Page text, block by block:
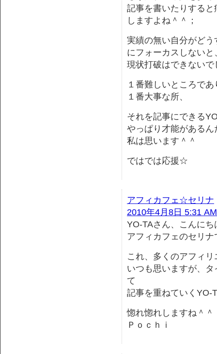
記事を書いたりする
しますよね＾＾；
実績の無い自分がど
にフォーカスしないと
現状打破はできない
１番難しいところであ
１番大事な所、
それを記事にできる
やっぱり才能があるん
私は思います＾＾
ではでは応援☆
アフィカフェ☆セリナ
2010年4月8日 5:31 AM
YO-TAさん、こんにち
アフィカフェのセリナ
これ、多くのアフィ
いつも思いますが、
て
記事を重ねていくYO-
惚れ惚れしますね＾＾
Ｐｏｃｈｉ